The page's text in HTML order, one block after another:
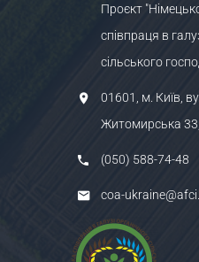
Проєкт
співпраця в
сільського
01601, м. Київ,
Житомирська
(050) 588-74-48
coa-